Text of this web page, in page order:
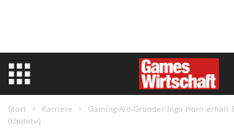
Start Karriere
Gaming-Aid-Gründer Ingo Horn erhält
(Update)